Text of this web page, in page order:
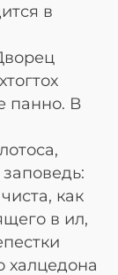
в
панно. В
как
в ил,
халцедона